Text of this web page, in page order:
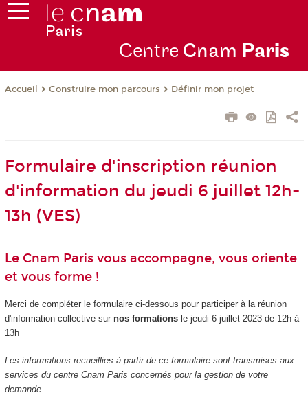
Centre Cnam Paris
Accueil Construire mon parcours Définir mon projet
Formulaire d'inscription réunion
d'information du jeudi 6 juillet 12h-
13h (VES)
Le Cnam Paris vous accompagne, vous oriente
et vous forme !
Merci de compléter le formulaire ci-dessous pour participer à la réunion
d'information collective sur nos formationsle jeudi 6 juillet 2023 de 12h à
13h
Les informations recueillies à partir de ce formulaire sont transmises aux
services du centre Cnam Paris concernés pour la gestion de votre
demande.